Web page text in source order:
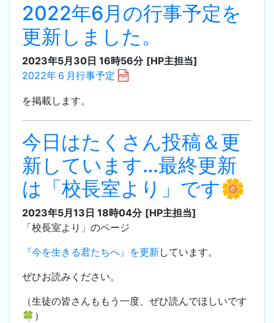
2022年6月の行事予定を
更新しました。
2023年5月30日 16時56分 [HP主担当]
2022年６月行事予定
を掲載します。
今日はたくさん投稿＆更
新しています…最終更新
は「校長室より」です🌼
2023年5月13日 18時04分 [HP主担当]
「校長室より」のページ
『今を生きる君たちへ』を更新しています。
ぜひお読みください。
（生徒の皆さんももう一度、ぜひ読んでほしいです
🍀）